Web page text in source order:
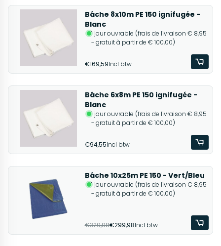
Bâche 8x10m PE 150 ignifugée -
Blanc
1 jour ouvrable (frais de livraison € 8,95
- gratuit à partir de € 100,00)
€169,59Incl btw
Bâche 6x8m PE 150 ignifugée -
Blanc
1 jour ouvrable (frais de livraison € 8,95
- gratuit à partir de € 100,00)
€94,55Incl btw
Bâche 10x25m PE 150 - Vert/Bleu
1 jour ouvrable (frais de livraison € 8,95
- gratuit à partir de € 100,00)
€329,98€299,98Incl btw